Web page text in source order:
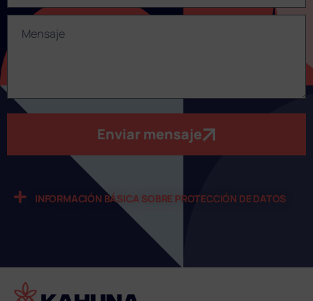
Enviar mensaje
INFORMACIÓN BÁSICA SOBRE PROTECCIÓN DE DATOS